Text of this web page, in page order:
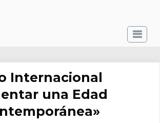
Internacional
una Edad